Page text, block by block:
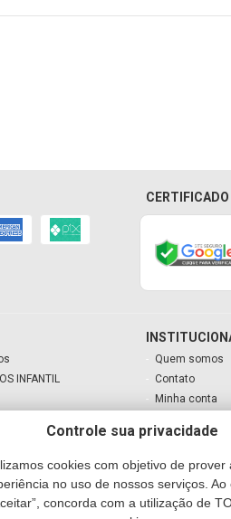
Controle sua privacidade
cookies com objetivo de prover
no uso de nossos serviços. Ao
concorda com a utilização de
INFANTIL
Quem somos
Contato
Minha conta